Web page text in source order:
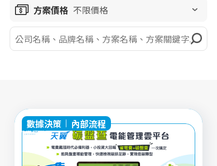
方案價格 不限價格
數據決策 內部流程